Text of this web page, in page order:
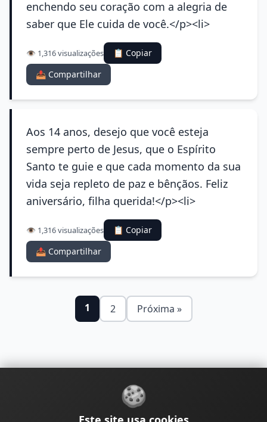
enchendo seu coração com a alegria de
saber que Ele cuida de você.</p><li>
👁️ 1,316 visualizações
📋 Copiar
📤 Compartilhar
Aos 14 anos, desejo que você esteja
sempre perto de Jesus, que o Espírito
Santo te guie e que cada momento da sua
vida seja repleto de paz e bênçãos. Feliz
aniversário, filha querida!</p><li>
👁️ 1,316 visualizações
📋 Copiar
📤 Compartilhar
1 2 Próxima »
ContatoPolítica de Privacidade
🍪